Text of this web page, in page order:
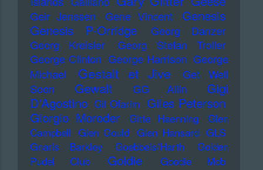
Geir Jenssen Gene Vincent
Genesis
Genesis P-Orridge
Georg Danzer
Georg Kreisler
Georg Stefan Troller
George Clinton George Harrison George
Michael
Gestalt et Jive
Get Well
Soon
Gewalt GG Allin
Gigi
D'Agostino Gil Ofarim Giles Peterson
Giorgio Moroder
Gitte Haenning
Glen
Campbell Glen Gould Glen Hansard GLS
Gnarls Barkley
Goebbels/Harth
Golden
Pudel Club
Goldie Goodie Mob